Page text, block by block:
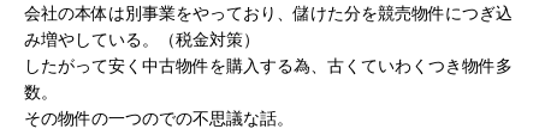
会社の本体は別事業をやっており、儲けた分を競売物件につぎ込
み増やしている。（税金対策）
したがって安く中古物件を購入する為、古くていわくつき物件多
数。
その物件の一つのでの不思議な話。